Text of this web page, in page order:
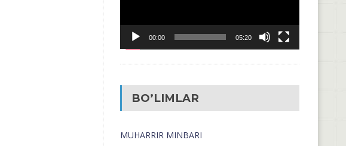
00:00 05:20
BO’LIMLAR
MUHARRIR MINBARI